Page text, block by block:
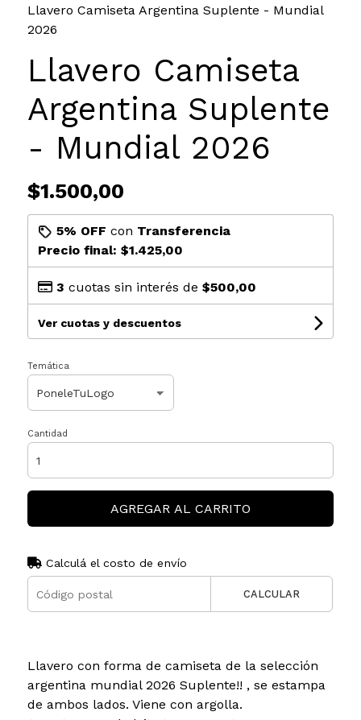
Llavero Camiseta Argentina Suplente - Mundial
2026
Llavero Camiseta
Argentina Suplente
- Mundial 2026
$1.500,00
5% OFF con Transferencia
Precio final: $1.425,00
3 cuotas sin interés de $500,00
Ver cuotas y descuentos
Temática
Cantidad
AGREGAR AL CARRITO
Calculá el costo de envío
CALCULAR
Llavero con forma de camiseta de la selección
argentina mundial 2026 Suplente!! , se estampa
de ambos lados. Viene con argolla.